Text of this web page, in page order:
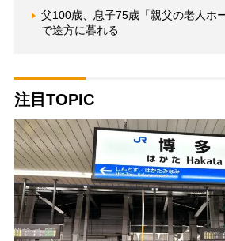
父100歳、息子75歳「親父の老人ホ
で途方に暮れる
注目TOPIC